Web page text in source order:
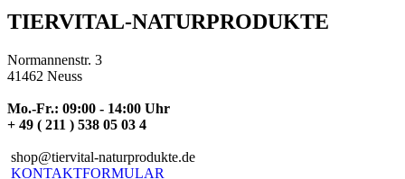
TIERVITAL-NATURPRODUKTE
Normannenstr. 3
41462 Neuss
Mo.-Fr.: 09:00 - 14:00 Uhr
+ 49 ( 211 ) 538 05 03 4
shop@tiervital-naturprodukte.de
KONTAKTFORMULAR